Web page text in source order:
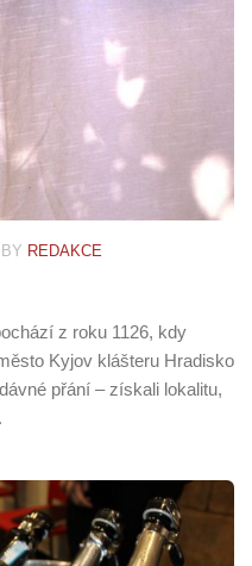
BY REDAKCE
z roku 1126, kdy
Kyjov klášteru Hradisko
přání – získali lokalitu,